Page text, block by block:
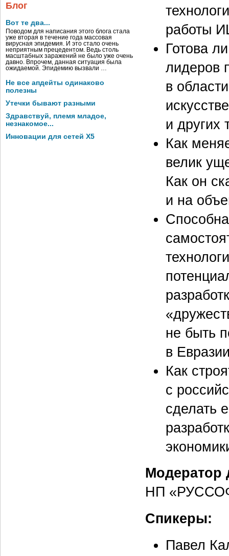
Блог
Вот те два...
Поводом для написания этого блога стала
уже вторая в течение года массовая
вирусная эпидемия. И это стало очень
неприятным прецедентом. Ведь столь
масштабных заражений не было уже очень
давно. Впрочем, данная ситуация была
ожидаемой. Эпидемию вызвали …
Не все апдейты одинаково
полезны
Утечки бывают разными
Здравствуй, племя младое,
незнакомое...
Инновации для сетей X5
работы
Готова
лидеров
в
и других
Как
велик
Как он
и на
не быть
в
Как
с
сделать
Модератор
НП
Спикеры:
Павел